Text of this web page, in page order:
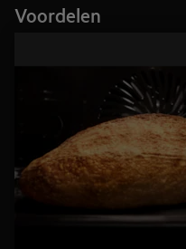
Voordelen